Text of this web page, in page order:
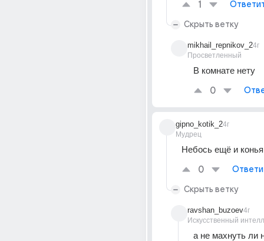
1
Скрыть ветку
mikhail_repnikov_2
Просветленный
4г
В комнате нету
0
gipno_kotik_2
Мудрец
4г
Небось ещё и
0
Скрыть ветку
ravshan_buzoev
Искусственный
4г
а не махнуть ли